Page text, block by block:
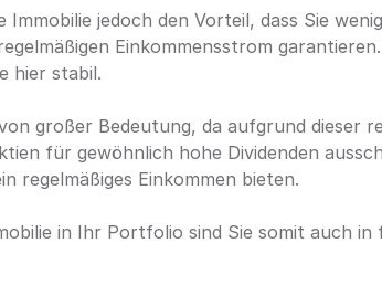
jedoch den Vorteil, dass Sie
Einkommensstrom
hier stabil.
großer Bedeutung, da aufgrund dieser
für gewöhnlich hohe Dividenden
regelmäßiges Einkommen bieten.
in Ihr Portfolio sind Sie somit auch